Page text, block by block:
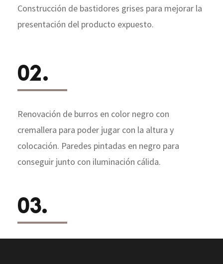
Construcción de bastidores grises para mejorar la
presentación del producto expuesto.
02.
Renovación de burros en color negro con
cremallera para poder jugar con la altura y
colocación. Paredes pintadas en negro para
conseguir junto con iluminación cálida.
03.